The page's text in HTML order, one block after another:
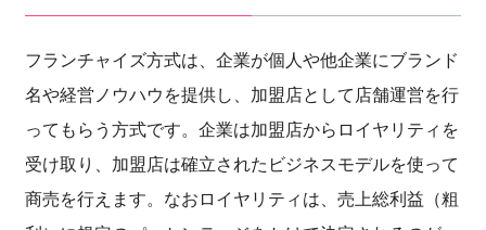
フランチャイズ方式は、企業が個人や他企業にブランド
名や経営ノウハウを提供し、加盟店として店舗運営を行
ってもらう方式です。企業は加盟店からロイヤリティを
受け取り、加盟店は確立されたビジネスモデルを使って
商売を行えます。なおロイヤリティは、売上総利益（粗